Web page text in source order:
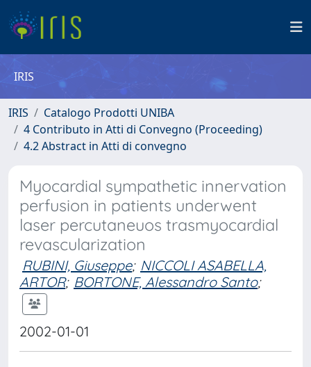
IRIS
IRIS
Catalogo Prodotti UNIBA
4 Contributo in Atti di Convegno (Proceeding)
4.2 Abstract in Atti di convegno
Myocardial sympathetic innervation
perfusion in patients underwent
laser percutaneuos trasmyocardial
revascularization
RUBINI, Giuseppe; NICCOLI ASABELLA,
ARTOR; BORTONE, Alessandro Santo;
2002-01-01